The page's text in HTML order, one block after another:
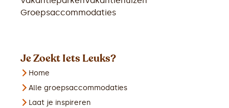
Groepsaccommodaties
Je Zoekt Iets Leuks?
Home
Alle groepsaccommodaties
Laat je inspireren